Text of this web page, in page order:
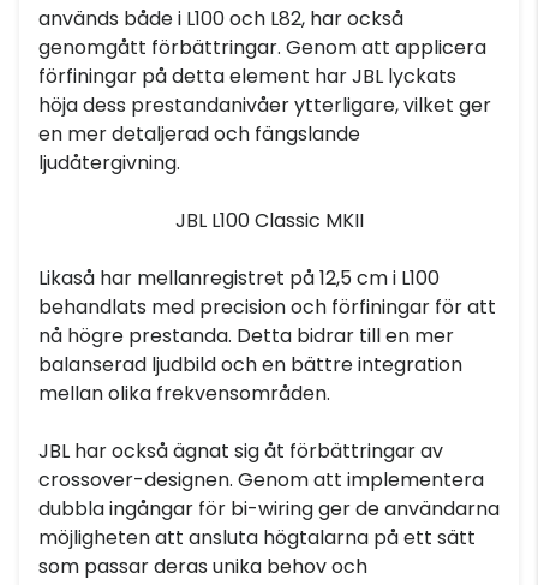
används både i L100 och L82, har också
genomgått förbättringar. Genom att applicera
förfiningar på detta element har JBL lyckats
höja dess prestandanivåer ytterligare, vilket ger
en mer detaljerad och fängslande
ljudåtergivning.
JBL L100 Classic MKII
Likaså har mellanregistret på 12,5 cm i L100
behandlats med precision och förfiningar för att
nå högre prestanda. Detta bidrar till en mer
balanserad ljudbild och en bättre integration
mellan olika frekvensområden.
JBL har också ägnat sig åt förbättringar av
crossover-designen. Genom att implementera
dubbla ingångar för bi-wiring ger de användarna
möjligheten att ansluta högtalarna på ett sätt
som passar deras unika behov och